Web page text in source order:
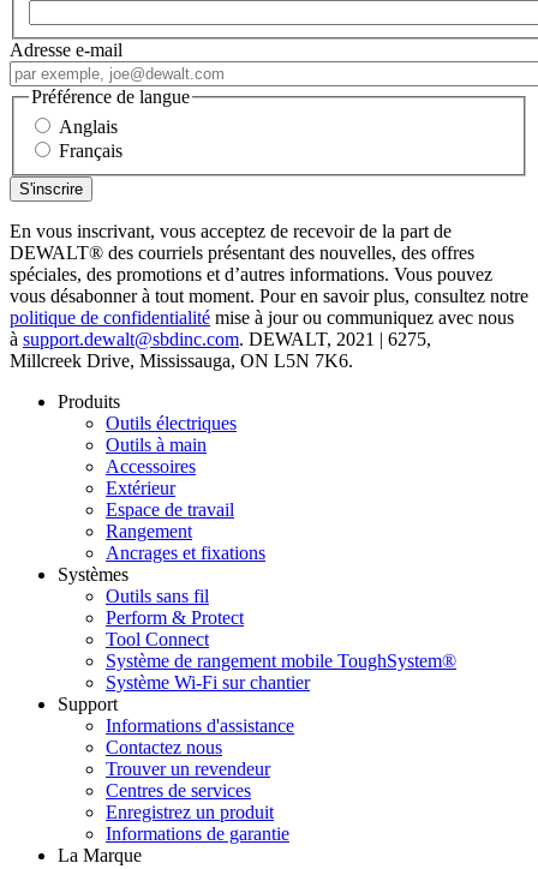
Adresse e-mail
Préférence de langue
Anglais
Français
En vous inscrivant, vous acceptez de recevoir de la part de
DEWALT® des courriels présentant des nouvelles, des offres
spéciales, des promotions et d’autres informations. Vous pouvez
vous désabonner à tout moment. Pour en savoir plus, consultez notre
politique de confidentialité mise à jour ou communiquez avec nous
à support.dewalt@sbdinc.com. DEWALT, 2021 | 6275,
Millcreek Drive, Mississauga, ON L5N 7K6.
Produits
Outils électriques
Outils à main
Accessoires
Extérieur
Espace de travail
Rangement
Ancrages et fixations
Systèmes
Outils sans fil
Perform & Protect
Tool Connect
Système de rangement mobile ToughSystem®
Système Wi-Fi sur chantier
Support
Informations d'assistance
Contactez nous
Trouver un revendeur
Centres de services
Enregistrez un produit
Informations de garantie
La Marque